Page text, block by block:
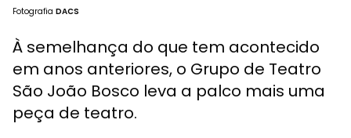
Fotografia DACS
À semelhança do que tem acontecido
em anos anteriores, o Grupo de Teatro
São João Bosco leva a palco mais uma
peça de teatro.